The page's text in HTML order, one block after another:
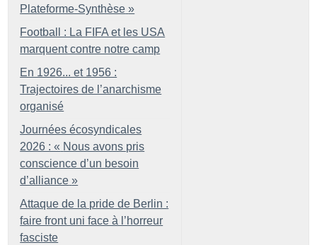
Plateforme-Synthèse »
Football : La FIFA et les USA
marquent contre notre camp
En 1926... et 1956 :
Trajectoires de l’anarchisme
organisé
Journées écosyndicales
2026 : « Nous avons pris
conscience d’un besoin
d’alliance »
Attaque de la pride de Berlin :
faire front uni face à l’horreur
fasciste